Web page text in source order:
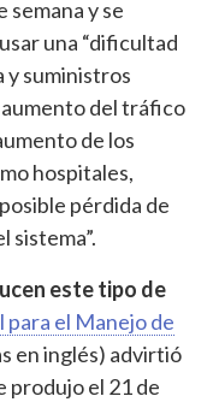
y se
una “dificultad
y suministros
del tráfico
de los
hospitales,
pérdida de
sistema”.
este tipo de
para el Manejo de
en inglés) advirtió
produjo el 21 de